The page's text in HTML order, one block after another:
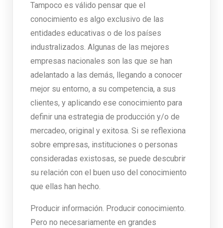
Tampoco es válido pensar que el
conocimiento es algo exclusivo de las
entidades educativas o de los países
industralizados. Algunas de las mejores
empresas nacionales son las que se han
adelantado a las demás, llegando a conocer
mejor su entorno, a su competencia, a sus
clientes, y aplicando ese conocimiento para
definir una estrategia de producción y/o de
mercadeo, original y exitosa. Si se reflexiona
sobre empresas, instituciones o personas
consideradas existosas, se puede descubrir
su relación con el buen uso del conocimiento
que ellas han hecho.
Producir información. Producir conocimiento.
Pero no necesariamente en grandes